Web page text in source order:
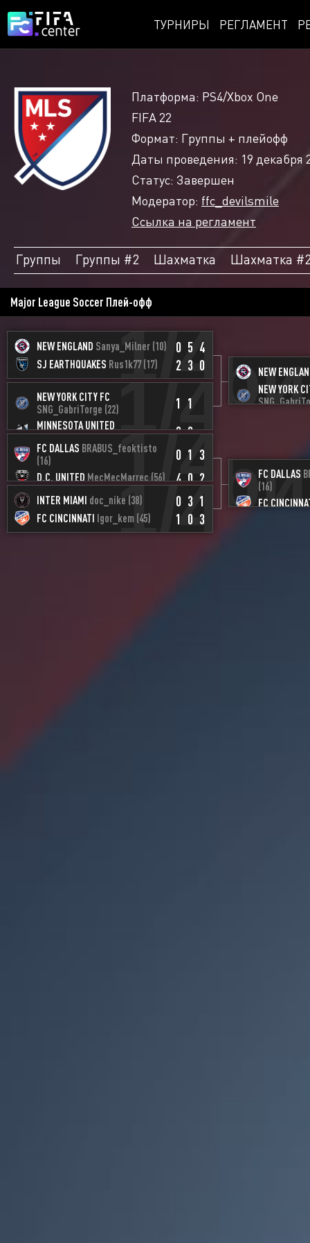
ТУРНИРЫ РЕГЛАМЕНТ
Платформа: PS4/Xbox One
FIFA 22
Формат: Группы + плейофф
Даты проведения: 19 декабря
Статус: Завершен
Модератор: ffc_devilsmile
Ссылка на регламент
Группы Группы #2 Шахматка Шахматка
Major League Soccer Плей-офф
1/4
NEW ENGLAND Sanya_Milner (10) 0 5 4
SJ EARTHQUAKES Rus1k77 (17) 2 3 0
1/4
NEW YORK CITY FC
SNG_GabriTorge (22) 1 1
MINNESOTA UNITED
Faboulous_1997(30) 0 0
1/4
FC DALLAS BRABUS_feoktisto
(16)
0 1 3
D.C. UNITED MecMecMarrec (56) 4 0 2
1/4
INTER MIAMI doc_nike (38) 0 3 1
FC CINCINNATI Igor_kem (45) 1 0 3
NEW
NEW YORK
FC DALLAS
(16)
FC